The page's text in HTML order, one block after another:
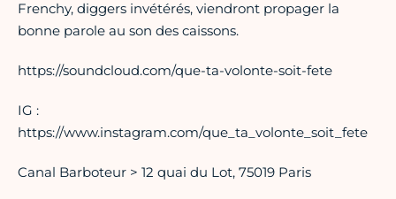
Frenchy, diggers invétérés, viendront propager la
bonne parole au son des caissons.
https://soundcloud.com/que-ta-volonte-soit-fete
IG :
https://www.instagram.com/que_ta_volonte_soit_fete
Canal Barboteur > 12 quai du Lot, 75019 Paris